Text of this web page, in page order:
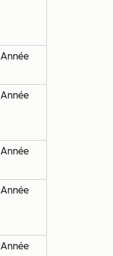
Année
Année
Année
Année
Année